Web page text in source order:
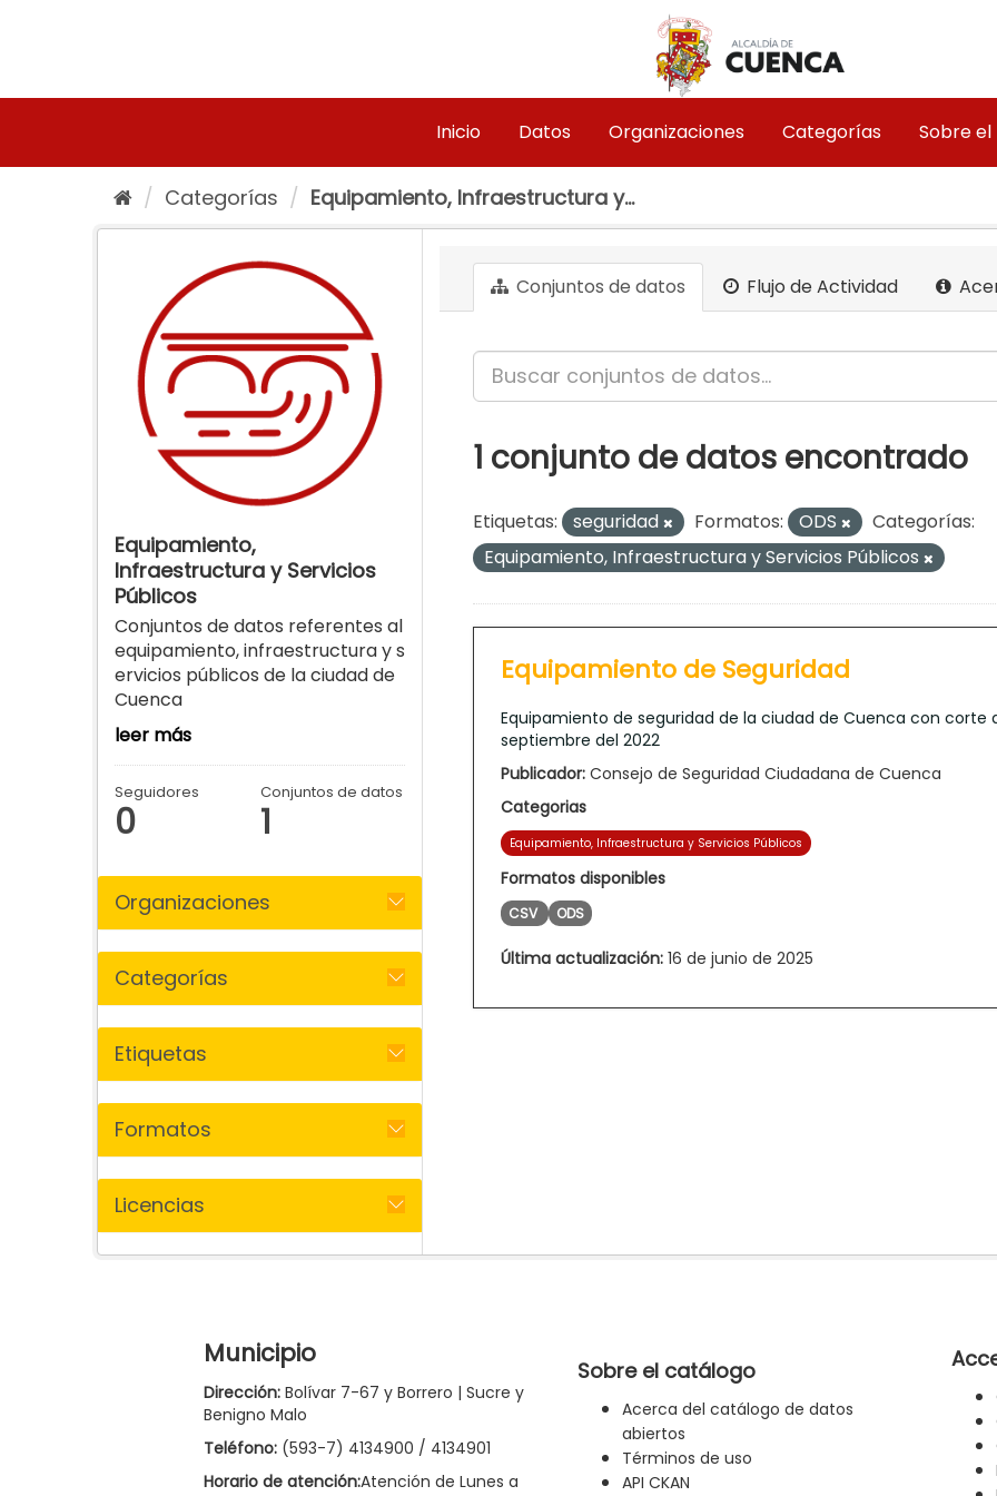
Inicio Datos Organizaciones Categorías Sobre
Categorías Equipamiento, Infraestructura y...
Equipamiento,
Infraestructura y Servicios
Públicos
Conjuntos de datos referentes al
equipamiento, infraestructura y s
ervicios públicos de la ciudad de
Cuenca
leer más
Seguidores
0
Conjuntos de datos
1
Organizaciones
Categorías
Etiquetas
Formatos
Licencias
Conjuntos de datos Flujo de Actividad
1 conjunto de datos encontrado
Etiquetas: seguridad Formatos: ODS
Categorías:
Equipamiento, Infraestructura y Servicios Públicos
Equipamiento de Seguridad
Equipamiento de seguridad de la ciudad de Cuenca con corte
septiembre del 2022
Publicador: Consejo de Seguridad Ciudadana de Cuenca
Categorias
Equipamiento, Infraestructura y Servicios Públicos
Formatos disponibles
CSV ODS
Última actualización: 16 de junio de 2025
Municipio
Dirección: Bolívar 7-67 y Borrero | Sucre y
Benigno Malo
Teléfono: (593-7) 4134900 / 4134901
Horario de atención:Atención de Lunes a
Sobre el catálogo
Acerca del catálogo de datos
abiertos
Términos de uso
API CKAN